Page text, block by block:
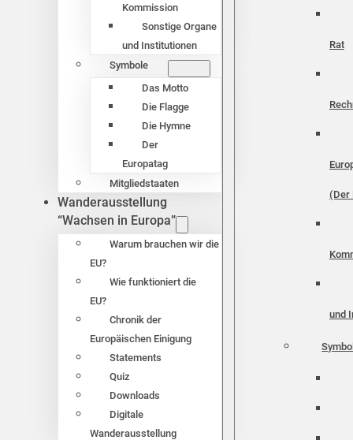
Kommission
Sonstige Organe
und Institutionen
Symbole
Das Motto
Die Flagge
Die Hymne
Der
Europatag
Mitgliedstaaten
Wanderausstellung
“Wachsen in Europa”
Warum brauchen wir die
EU?
Wie funktioniert die
EU?
Chronik der
Europäischen Einigung
Statements
Quiz
Downloads
Digitale
Wanderausstellung
Rat
(Der
und